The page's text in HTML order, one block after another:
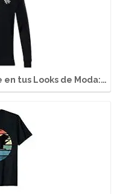
tus Looks de Moda:…